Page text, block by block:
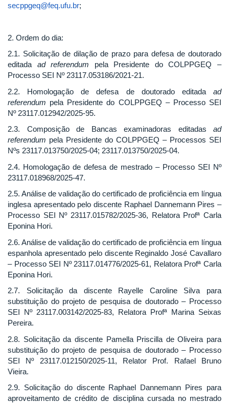
secppgeq@feq.ufu.br;
2. Ordem do dia:
2.1. Solicitação de dilação de prazo para defesa de doutorado
editada ad referendum pela Presidente do COLPPGEQ –
Processo SEI Nº 23117.053186/2021-21.
2.2. Homologação de defesa de doutorado editada ad
referendum pela Presidente do COLPPGEQ – Processo SEI
Nº 23117.012942/2025-95.
2.3. Composição de Bancas examinadoras editadas ad
referendum pela Presidente do COLPPGEQ – Processos SEI
Nºs 23117.013750/2025-04; 23117.013750/2025-04.
2.4. Homologação de defesa de mestrado – Processo SEI Nº
23117.018968/2025-47.
2.5. Análise de validação do certificado de proficiência em língua
inglesa apresentado pelo discente Raphael Dannemann Pires –
Processo SEI Nº 23117.015782/2025-36, Relatora Profª Carla
Eponina Hori.
2.6. Análise de validação do certificado de proficiência em língua
espanhola apresentado pelo discente Reginaldo José Cavallaro
– Processo SEI Nº 23117.014776/2025-61, Relatora Profª Carla
Eponina Hori.
2.7. Solicitação da discente Rayelle Caroline Silva para
substituição do projeto de pesquisa de doutorado – Processo
SEI Nº 23117.003142/2025-83, Relatora Profª Marina Seixas
Pereira.
2.8. Solicitação da discente Pamella Priscilla de Oliveira para
substituição do projeto de pesquisa de doutorado – Processo
SEI Nº 23117.012150/2025-11, Relator Prof. Rafael Bruno
Vieira.
2.9. Solicitação do discente Raphael Dannemann Pires para
aproveitamento de crédito de disciplina cursada no mestrado